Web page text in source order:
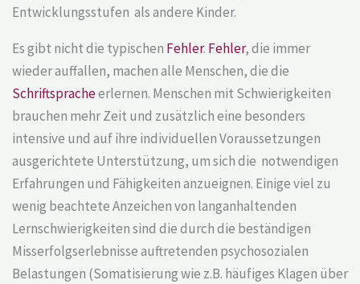
Entwicklungsstufen als andere Kinder.
Es gibt nicht die typischen Fehler. Fehler, die immer
wieder auffallen, machen alle Menschen, die die
Schriftspracheerlernen. Menschen mit Schwierigkeiten
brauchen mehr Zeit und zusätzlich eine besonders
intensive und auf ihre individuellen Voraussetzungen
ausgerichtete Unterstützung, um sich die notwendigen
Erfahrungen und Fähigkeiten anzueignen. Einige viel zu
wenig beachtete Anzeichen von langanhaltenden
Lernschwierigkeiten sind die durch die beständigen
Misserfolgserlebnisse auftretenden psychosozialen
Belastungen (Somatisierung wie z.B. häufiges Klagen über